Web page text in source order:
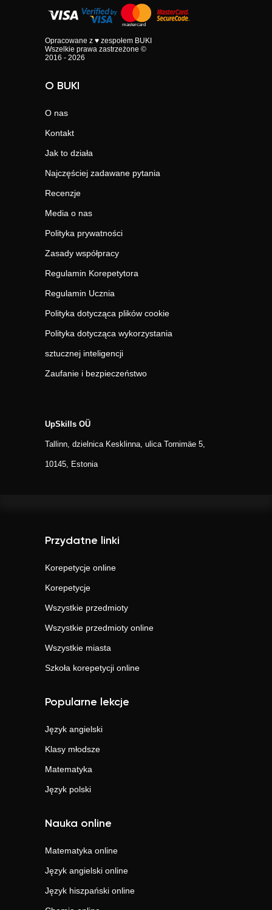
Opracowane z ♥ zespołem BUKI
Wszelkie prawa zastrzeżone ©
2016 - 2026
O BUKI
O nas
Kontakt
Jak to działa
Najczęściej zadawane pytania
Recenzje
Media o nas
Polityka prywatności
Zasady współpracy
Regulamin Korepetytora
Regulamin Ucznia
Polityka dotycząca plików cookie
Polityka dotycząca wykorzystania
sztucznej inteligencji
Zaufanie i bezpieczeństwo
UpSkills OÜ
Tallinn, dzielnica Kesklinna, ulica Tornimäe 5,
10145, Estonia
Przydatne linki
Korepetycje online
Korepetycje
Wszystkie przedmioty
Wszystkie przedmioty online
Wszystkie miasta
Szkoła korepetycji online
Popularne lekcje
Język angielski
Klasy młodsze
Matematyka
Język polski
Nauka online
Matematyka online
Język angielski online
Język hiszpański online